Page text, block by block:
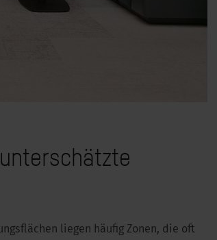
liegen häufig Zonen, die oft